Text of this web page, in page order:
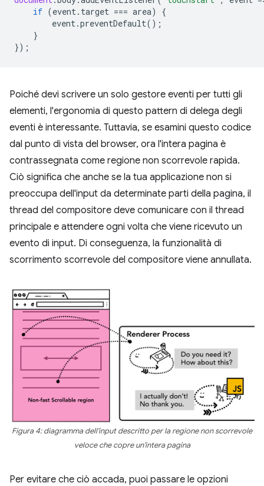
if (event. target === area)
{
event.preventDefault();
}
});
Poiché devi scrivere un solo gestore eventi per tutti gli
elementi, l'ergonomia di questo pattern di delega degli
eventi è interessante. Tuttavia, se esamini questo codice
dal punto di vista del browser, ora l'intera pagina è
contrassegnata come regione non scorrevole rapida.
Ciò significa che anche se la tua applicazione non si
preoccupa dell'input da determinate parti della pagina, il
thread del compositore deve comunicare con il thread
principale e attendere ogni volta che viene ricevuto un
evento di input. Di conseguenza, la funzionalità di
scorrimento scorrevole del compositore viene annullata.
Figura 4: diagramma dell'input descritto per la regione non scorrevole
veloce che copre un'intera pagina
Per evitare che ciò accada, puoi passare le opzioni